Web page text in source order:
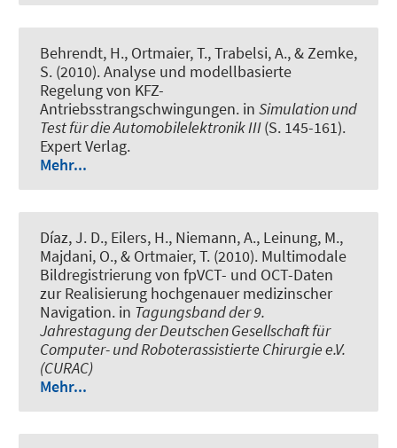
Behrendt, H., Ortmaier, T., Trabelsi, A., & Zemke,
S. (2010).Analyse und modellbasierte
Regelung von KFZ-
Antriebsstrangschwingungen. in Simulation und
Test für die Automobilelektronik III(S. 145-161).
Expert Verlag.
Mehr...
Díaz, J. D., Eilers, H., Niemann, A., Leinung, M.,
Majdani, O., & Ortmaier, T. (2010). Multimodale
Bildregistrierung von fpVCT- und OCT-Daten
zur Realisierung hochgenauer medizinscher
Navigation. in Tagungsband der 9.
Jahrestagung der Deutschen Gesellschaft für
Computer- und Roboterassistierte Chirurgie e.V.
(CURAC)
Mehr...